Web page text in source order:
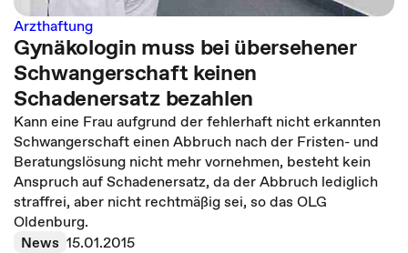
Arzthaftung
Gynäkologin muss bei übersehener
Schwangerschaft keinen
Schadenersatz bezahlen
Kann eine Frau aufgrund der fehlerhaft nicht erkannten
Schwangerschaft einen Abbruch nach der Fristen- und
Beratungslösung nicht mehr vornehmen, besteht kein
Anspruch auf Schadenersatz, da der Abbruch lediglich
straffrei, aber nicht rechtmäßig sei, so das OLG
Oldenburg.
News 15.01.2015